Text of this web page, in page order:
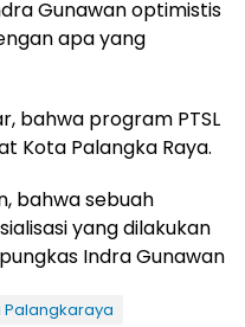
Gunawan optimistis
apa yang
bahwa program PTSL
Kota Palangka Raya.
bahwa sebuah
yang dilakukan
Indra Gunawan
Palangkaraya